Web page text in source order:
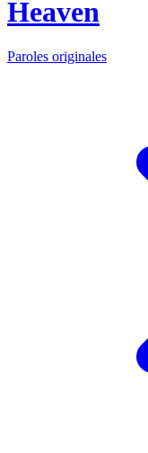
Heaven
Paroles originales